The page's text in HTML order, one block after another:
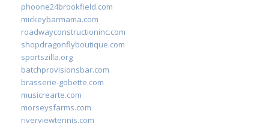
phoone24brookfield.com
mickeybarmama.com
roadwayconstructioninc.com
shopdragonflyboutique.com
sportszilla.org
batchprovisionsbar.com
brasserie-gobette.com
musicrearte.com
morseysfarms.com
riverviewtennis.com